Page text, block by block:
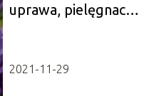
uprawa, pielęgnacja,
2021-11-29